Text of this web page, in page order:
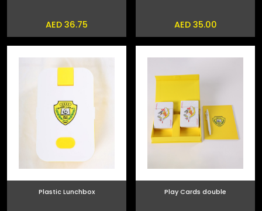
AED 35.00
AED 36.75
Play Cards double
Plastic Lunchbox